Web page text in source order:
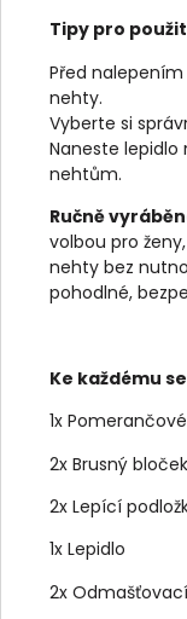
Tipy pro
Před
nehty.
Vyberte si
Naneste
nehtům.
Ručně
volbou pro
nehty bez
pohodlné,
Ke každému
1x
2x Brusný bloček
2x Lepící
1x Lepidlo
2x